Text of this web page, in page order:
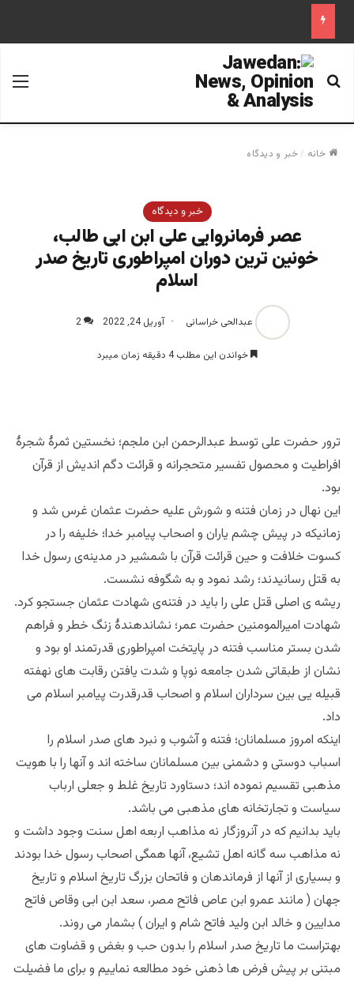
جستجو برای
خانه /خبر و دیدگاه
خبر و دیدگاه
عصر فرمانروایی علی ابن ابی طالب،
خونین ترین دوران امپراطوری تاریخ صدر
اسلام
عبدالحی خراسانی آوریل 24, 2022 2
خواندن این مطلب 4 دقیقه زمان میبرد
ترور حضرت علی توسط عبدالرحمن ابن ملجم؛ نخستین ثمرهٔ شجرهٔ
افراطیت و محصول تفسیر متحجرانه و قرائت دگم اندیش از قرآن
بود.
این نهال در زمان فتنه و شورش علیه حضرت عثمان غرس شد و
زمانیکه در پیش چشم یاران و اصحاب پیامبر خدا؛ خلیفه را در
کسوت خلافت و حین قرائت قرآن با شمشیر در مدینه‌ی رسول خدا
به قتل رسانیدند؛ رشد نمود و به شگوفه نشست.
ریشه ی اصلی قتل علی را باید در فتنه‌ی شهادت عثمان جستجو کرد.
شهادت امیرالمومنین حضرت عمر؛ نشاندهندهٔ زنگ خطر و فراهم
شدن بستر مناسب فتنه در پایتخت امپراطوری قدرتمند او بود و
نشان از طبقاتی شدن جامعه نوپا و شدت یافتن رقابت های نهفته
قبیله یی بین سرداران اسلام و اصحاب قدرقدرت پیامبر اسلام می
داد.
اینکه امروز مسلمانان؛ فتنه و آشوب و نبرد های صدر اسلام را
اسباب دوستی و دشمنی بین مسلمانان ساخته اند و آنها را با هویت
مذهبی تقسیم نموده اند؛ دستاورد تاریخ غلط و جعلی ارباب
سیاست و تجارتخانه های مذهبی می باشد.
باید بدانیم که در آنروزگار نه مذاهب اربعه اهل سنت وجود داشت و
نه مذاهب سه گانه اهل تشیع، آنها همگی اصحاب رسول خدا بودند
و بسیاری از آنها از فرماندهان و فاتحان بزرگ تاریخ اسلام و تاریخ
جهان ( مانند عمرو ابن عاص فاتح مصر، سعد ابن ابی وقاص فاتح
مدایین و خالد ابن ولید فاتح شام و ایران ) بشمار می روند.
بهتراست ما تاریخ صدر اسلام را بدون حب و بغض و قضاوت های
مبتنی بر پیش فرض ها ذهنی خود مطالعه نماییم و برای ما فضیلت